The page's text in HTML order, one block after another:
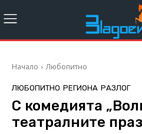
Начало Любопитно
ЛЮБОПИТНО РЕГИОНА РАЗЛОГ
С комедията
театралните